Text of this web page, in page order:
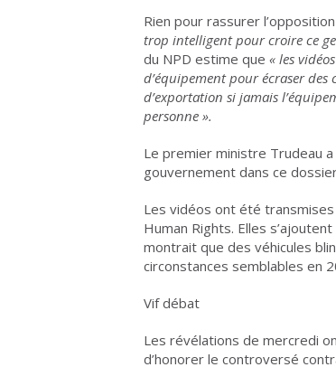
Rien pour rassurer
trop intelligent pour croire ce
du NPD estime que « les
d’équipement pour écraser des
d’exportation si jamais
personne ».
Le premier ministre Trudeau
gouvernement dans ce
Les vidéos ont été transmises
Human Rights. Elles
montrait que des véhicules
circonstances semblables en
Vif débat
Les révélations de mercredi
d’honorer le controversé